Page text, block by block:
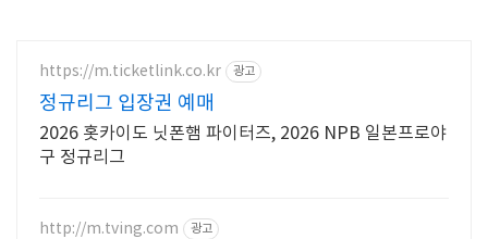
https://m.ticketlink.co.kr 광고
정규리그 입장권 예매
2026 홋카이도 닛폰햄 파이터즈, 2026 NPB 일본프로야
구 정규리그
http://m.tving.com 광고